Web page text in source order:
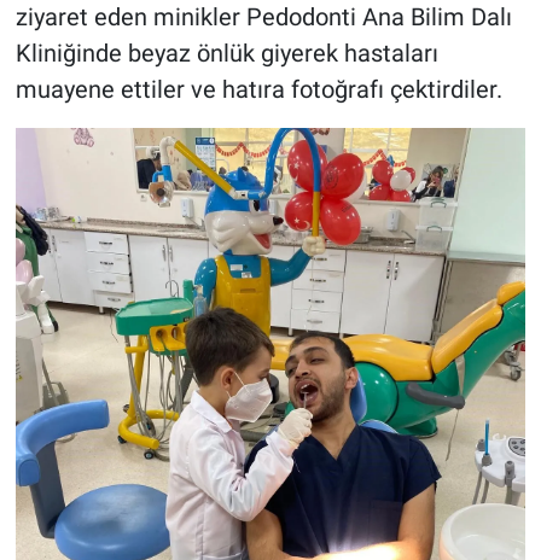
ziyaret eden minikler Pedodonti Ana Bilim Dalı
Kliniğinde beyaz önlük giyerek hastaları
muayene ettiler ve hatıra fotoğrafı çektirdiler.